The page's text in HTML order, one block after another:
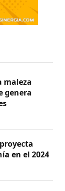
maleza
genera
en el 2024